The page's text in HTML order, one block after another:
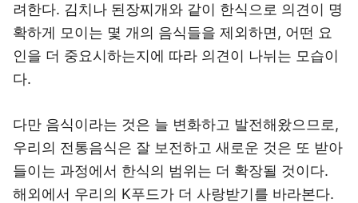
려한다. 김치나 된장찌개와 같이 한식으로 의견이 명
확하게 모이는 몇 개의 음식들을 제외하면, 어떤 요
인을 더 중요시하는지에 따라 의견이 나뉘는 모습이
다.
다만 음식이라는 것은 늘 변화하고 발전해왔으므로,
우리의 전통음식은 잘 보전하고 새로운 것은 또 받아
들이는 과정에서 한식의 범위는 더 확장될 것이다.
해외에서 우리의 K푸드가 더 사랑받기를 바라본다.